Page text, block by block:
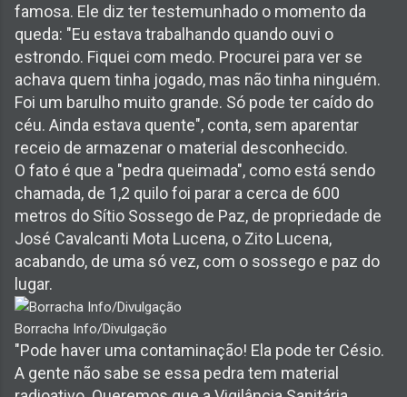
famosa. Ele diz ter testemunhado o momento da
queda: "Eu estava trabalhando quando ouvi o
estrondo. Fiquei com medo. Procurei para ver se
achava quem tinha jogado, mas não tinha ninguém.
Foi um barulho muito grande. Só pode ter caído do
céu. Ainda estava quente", conta, sem aparentar
receio de armazenar o material desconhecido.
O fato é que a "pedra queimada", como está sendo
chamada, de 1,2 quilo foi parar a cerca de 600
metros do Sítio Sossego de Paz, de propriedade de
José Cavalcanti Mota Lucena, o Zito Lucena,
acabando, de uma só vez, com o sossego e paz do
lugar.
Borracha Info/Divulgação
"Pode haver uma contaminação! Ela pode ter Césio.
A gente não sabe se essa pedra tem material